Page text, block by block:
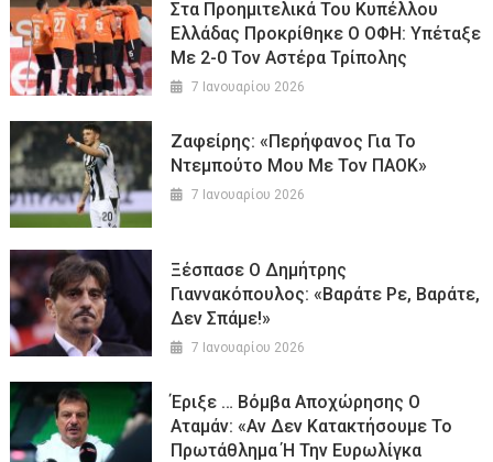
Στα Προημιτελικά Του Κυπέλλου
Ελλάδας Προκρίθηκε Ο ΟΦΗ: Υπέταξε
Με 2-0 Τον Αστέρα Τρίπολης
7 Ιανουαρίου 2026
Ζαφείρης: «Περήφανος Για Το
Ντεμπούτο Μου Με Τον ΠΑΟΚ»
7 Ιανουαρίου 2026
Ξέσπασε Ο Δημήτρης
Γιαννακόπουλος: «Βαράτε Ρε, Βαράτε,
Δεν Σπάμε!»
7 Ιανουαρίου 2026
Έριξε … Βόμβα Αποχώρησης Ο
Αταμάν: «Αν Δεν Κατακτήσουμε Το
Πρωτάθλημα Ή Την Ευρωλίγκα